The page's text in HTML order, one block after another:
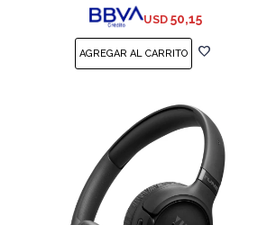
USD 50,15